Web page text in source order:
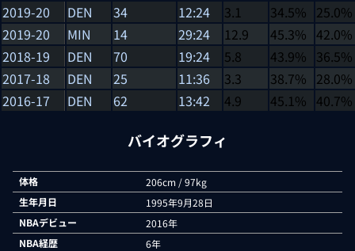
2019-20
DEN 34 12:24 3.1 34.5% 25.0%
2019-20
MIN 14 29:24 12.9 45.3% 42.0%
2018-19
DEN 70 19:24 5.8 43.9% 36.5%
2017-18
DEN 25 11:36 3.3 38.7% 28.0%
2016-17
DEN 62 13:42 4.9 45.1% 40.7%
バイオグラフィ
体格
206cm / 97kg
生年月日
1995年9月28日
NBAデビュー
2016年
NBA経歴
6年